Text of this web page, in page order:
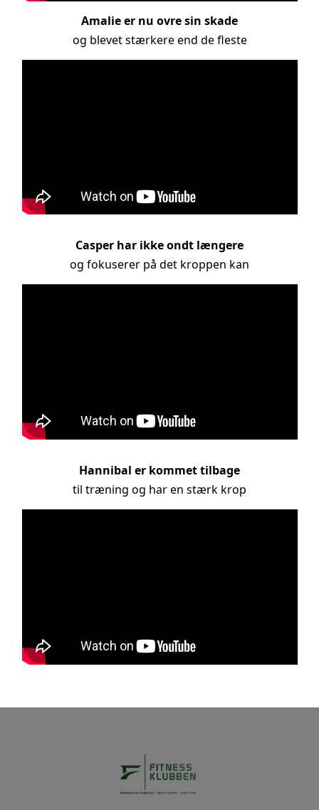
Amalie er nu ovre sin skade
og blevet stærkere end de fleste
Casper har ikke ondt længere
og fokuserer på det kroppen kan
Hannibal er kommet tilbage
til træning og har en stærk krop